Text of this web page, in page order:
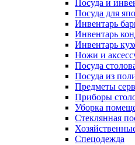
Посуда и
Посуда для
Инвентарь
Инвентарь
Инвентарь
Ножи и
Посуда
Посуда из
Предметы
Приборы
Уборка
Стеклянная
Спецодежда